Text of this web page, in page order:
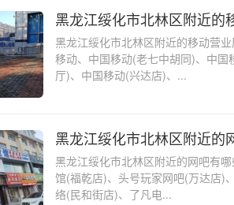
黑龙江绥化市北林区附近的
黑龙江绥化市北林区附近的移动营
移动、中国移动(老七中胡同)、中
厅)、中国移动(兴达店)、...
黑龙江绥化市北林区附近的
黑龙江绥化市北林区附近的网吧有
馆(福乾店)、头号玩家网吧(万达店)
络(民和街店)、了凡电...